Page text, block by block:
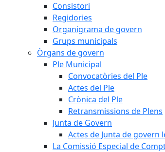
Consistori
Regidories
Organigrama de govern
Grups municipals
Òrgans de govern
Ple Municipal
Convocatòries del Ple
Actes del Ple
Crònica del Ple
Retransmissions de Plens
Junta de Govern
Actes de Junta de govern
La Comissió Especial de